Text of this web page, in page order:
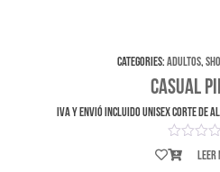
Categories:Adultos,
Casual
IVA y envió incluido UNISEX Corte
Leer